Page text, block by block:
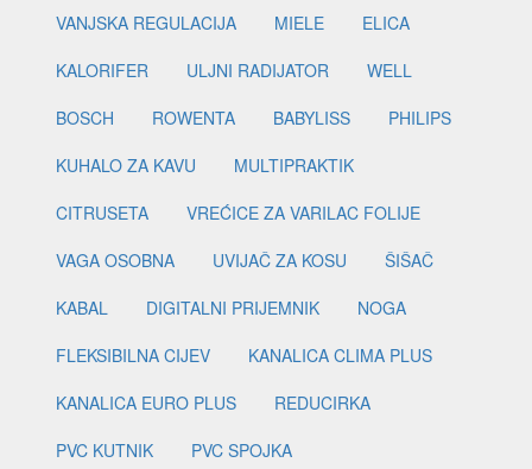
VANJSKA REGULACIJA
MIELE
ELICA
KALORIFER
ULJNI RADIJATOR
WELL
BOSCH
ROWENTA BABYLISS
PHILIPS
KUHALO ZA KAVU
MULTIPRAKTIK
CITRUSETA
VREĆICE ZA VARILAC FOLIJE
VAGA OSOBNA
UVIJAČ ZA KOSU
ŠIŠAČ
KABAL
DIGITALNI PRIJEMNIK
NOGA
FLEKSIBILNA CIJEV
KANALICA CLIMA PLUS
KANALICA EURO PLUS
REDUCIRKA
PVC KUTNIK
PVC SPOJKA